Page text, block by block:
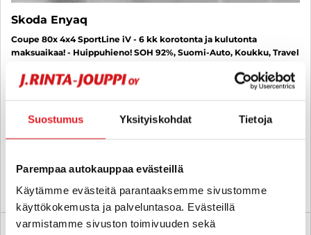
Suostumus Yksityiskohdat Tietoja
Parempaa autokauppaa evästeillä
Käytämme evästeitä parantaaksemme sivustomme
käyttökokemusta ja palveluntasoa. Evästeillä
varmistamme sivuston toimivuuden sekä
Skoda Enyaq
Coupe 80x 4x4 SportLine iV - 6 kk korotonta ja kulutonta
maksuaikaa! - Huippuhieno! SOH 92%, Suomi-Auto, Koukku, Travel
Kamera, Panorama, BLIS, KESSY, Akkutakuu - J. autoturva
36 990 €
KATSO TIEDOT WHATSAPP